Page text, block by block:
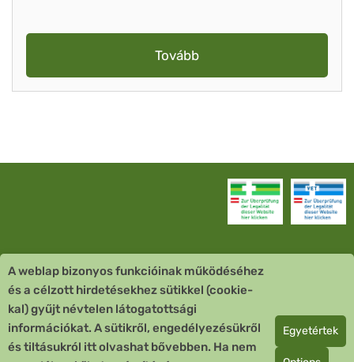
Tovább
Vevőszolgálat
Quick Links
Fizetési mód
A weblap bizonyos funkcióinak működéséhez
és a célzott hirdetésekhez sütikkel (cookie-
kal) gyűjt névtelen látogatottsági
információkat. A sütikről, engedélyezésükről
és tiltásukról itt olvashat bővebben. Ha nem
Egyetértek